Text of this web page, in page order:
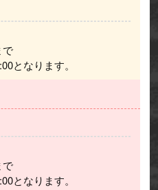
で
となります。
で
となります。